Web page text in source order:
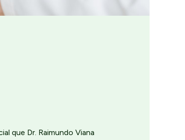
que Dr. Raimundo Viana